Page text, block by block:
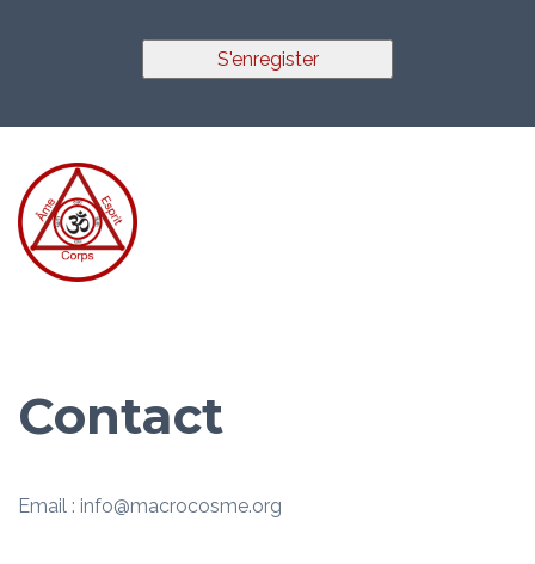
S'enregister
Contact
Email : info@macrocosme.org